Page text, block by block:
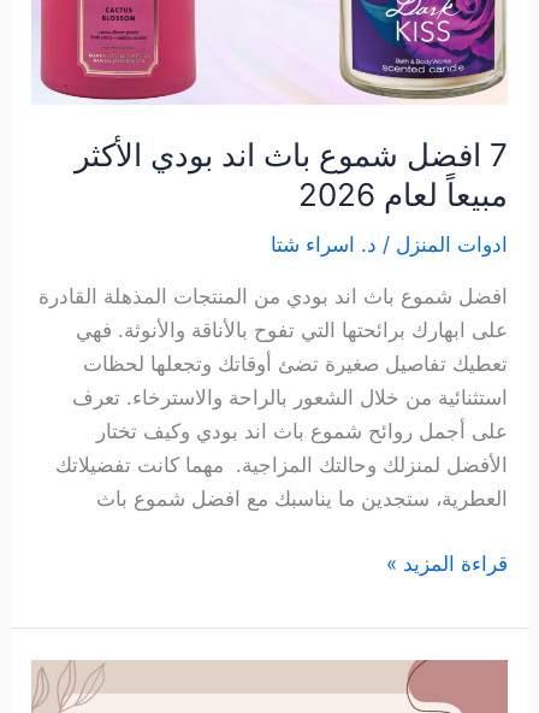
لك
7 افضل شموع باث اند بودي الأكثر
مبيعاً لعام 2026
ادوات المنزل / د. اسراء شتا
افضل شموع باث اند بودي من المنتجات المذهلة القادرة
على ابهارك برائحتها التي تفوح بالأناقة والأنوثة. فهي
تعطيك تفاصيل صغيرة تضئ أوقاتك وتجعلها لحظات
استثنائية من خلال الشعور بالراحة والاسترخاء. تعرف
على أجمل روائح شموع باث اند بودي وكيف تختار
الأفضل لمنزلك وحالتك المزاجية. مهما كانت تفضيلاتك
العطرية، ستجدين ما يناسبك مع افضل شموع باث
7
شموع
باث
قراءة المزيد »